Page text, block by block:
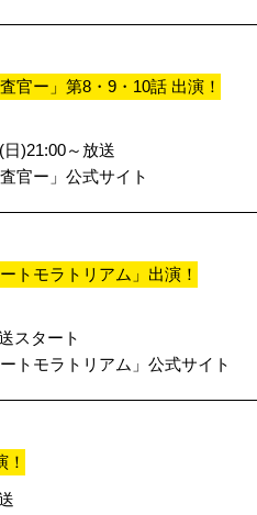
官ー」第8・9・10話 出演！
)21:00～放送
官ー」公式サイト
トモラトリアム」出演！
スタート
トモラトリアム」公式サイト